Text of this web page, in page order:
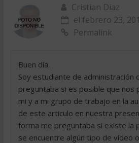
Cristian Diaz
el febrero 23,
Permalink
Buen día.
Soy estudiante de administración
preguntaba si es posible que nos
mi y a mi grupo de trabajo en la
de este articulo en nuestra
forma me preguntaba si existe la
se encuentre algún tipo de vídeo